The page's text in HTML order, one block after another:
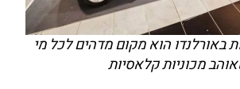
באורלנדו הוא מקום מדהים לכל מי
מכוניות קלאסיות